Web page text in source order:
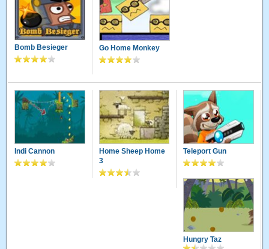
Bomb Besieger Go Home Monkey
Indi Cannon
Home Sheep Home
3
Teleport Gun
Hungry Taz